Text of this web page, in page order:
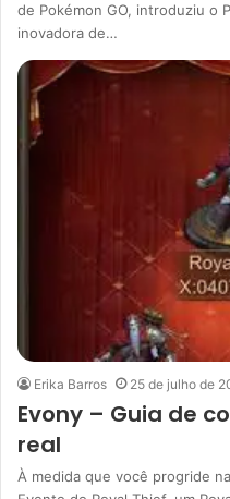
de Pokémon GO, introduziu o
inovadora de…
Erika Barros 25 de julho de
Evony – Guia de
real
À medida que você progride